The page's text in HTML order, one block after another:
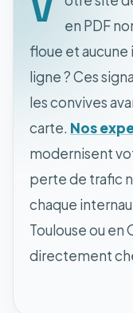
en PDF
floue et
ligne ? Ces
les convives
carte. Nos
modernisent
perte de trafic
chaque
Toulouse ou
directement